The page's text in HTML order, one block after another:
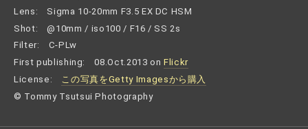
Lens:
Sigma 10-20mm F3.5 EX DC HSM
Shot:
@10mm / iso100 / F16 / SS 2s
Filter:
C-PLw
First publishing:
08.Oct.2013 onFlickr
License:
この写真をGetty Imagesから購入
© Tommy Tsutsui Photography